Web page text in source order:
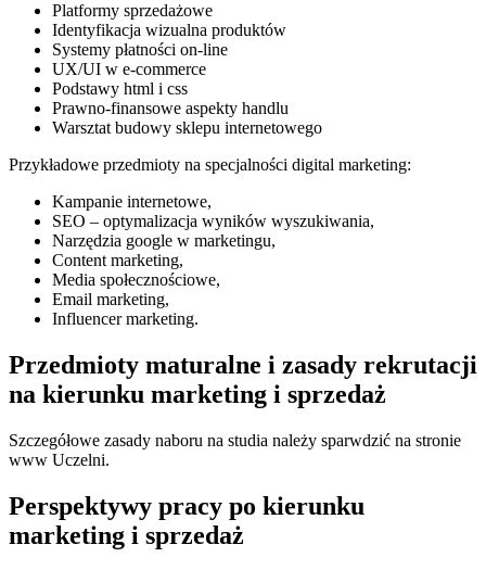
Platformy sprzedażowe
Identyfikacja wizualna produktów
Systemy płatności on-line
UX/UI w e-commerce
Podstawy html i css
Prawno-finansowe aspekty handlu
Warsztat budowy sklepu internetowego
Przykładowe przedmioty na specjalności digital marketing:
Kampanie internetowe,
SEO – optymalizacja wyników wyszukiwania,
Narzędzia google w marketingu,
Content marketing,
Media społecznościowe,
Email marketing,
Influencer marketing.
Przedmioty maturalne i zasady rekrutacji
na kierunku marketing i sprzedaż
Szczegółowe zasady naboru na studia należy sparwdzić na stronie
www Uczelni.
Perspektywy pracy po kierunku
marketing i sprzedaż